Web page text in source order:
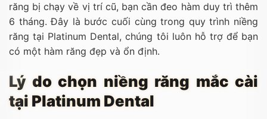
răng bị chạy về vị trí cũ, bạn cần đeo hàm duy trì thêm
6 tháng. Đây là bước cuối cùng trong quy trình niềng
răng tại Platinum Dental, chúng tôi luôn hỗ trợ để bạn
có một hàm răng đẹp và ổn định.
Lý do chọn niềng răng mắc cài
tại Platinum Dental